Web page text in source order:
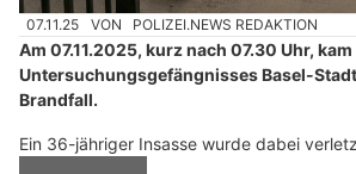
07.11.25 VON POLIZEI.NEWS REDAKTION
Am 07.11.2025, kurz nach 07.30 Uhr,
Untersuchungsgefängnisses Basel-
Brandfall.
Ein 36-jähriger Insasse wurde dabei